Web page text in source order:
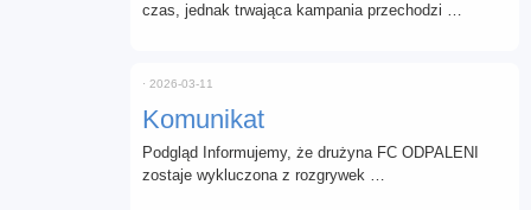
czas, jednak trwająca kampania przechodzi …
Komunikat
⋅ 2026-03-11
Podgląd Informujemy, że drużyna FC ODPALENI
zostaje wykluczona z rozgrywek …